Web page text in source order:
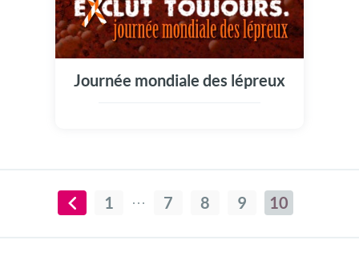
Journée mondiale des lépreux
1 7 8 9 10